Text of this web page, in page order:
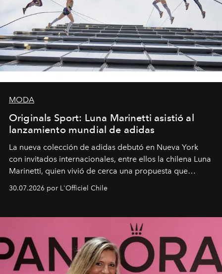
MODA
Originals Sport: Luna Marinetti asistió al
lanzamiento mundial de adidas
La nueva colección de adidas debutó en Nueva York
con invitados internacionales, entre ellos la chilena Luna
Marinetti, quien vivió de cerca una propuesta que
fusiona moda y rendimiento.
30.07.2026 por L'Officiel Chile